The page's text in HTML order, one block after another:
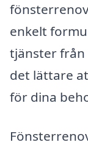
enkelt
tjänster från
det lättare
för dina